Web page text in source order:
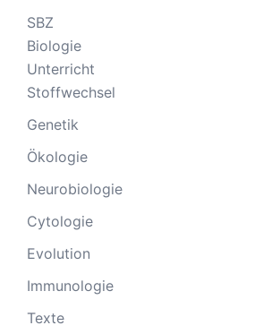
SBZ
Biologie
Unterricht
Stoffwechsel
Genetik
Ökologie
Neurobiologie
Cytologie
Evolution
Immunologie
Texte